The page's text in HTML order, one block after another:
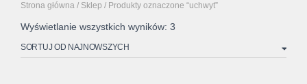
Strona główna / Sklep / Produkty oznaczone “uchwyt”
Wyświetlanie wszystkich wyników: 3
najnowszych